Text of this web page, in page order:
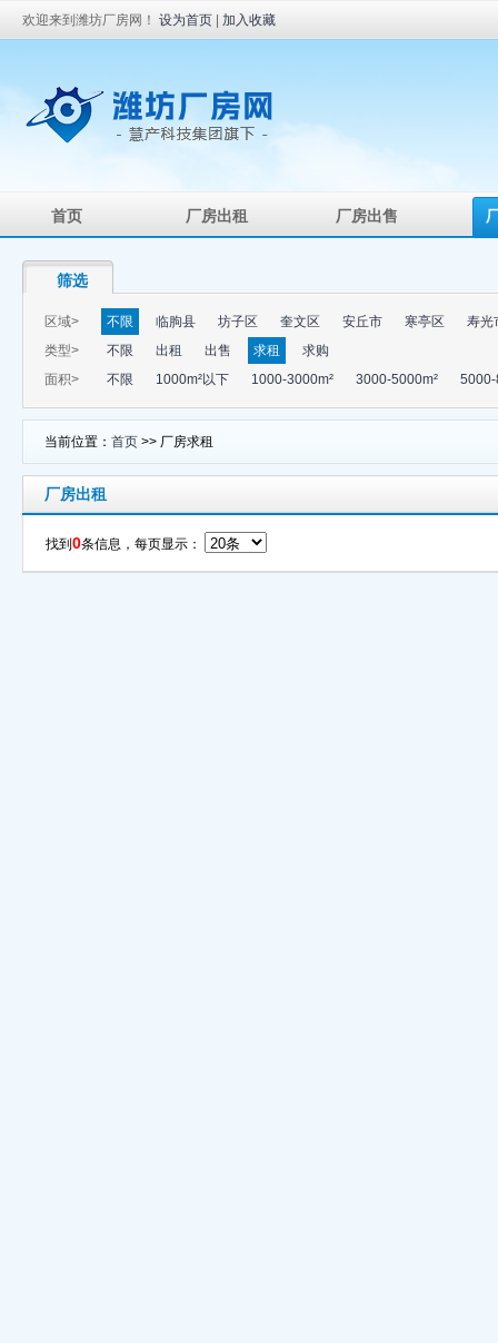
欢迎来到潍坊厂房网！ 设为首页 加入收藏
首页 厂房出租 厂房出售
筛选
区域> 不限 临朐县 坊子区 奎文区 安丘市 寒亭区
寿光
类型>
不限 出租 出售 求租
求购
面积>
不限 1000m²以下 1000-3000m² 3000-5000m² 5000-
当前位置： 首页 >> 厂房求租
厂房出租
找到 0条信息，每页显示：